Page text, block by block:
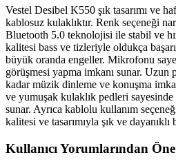
Vestel Desibel K550 şık tasarımı ve
kablosuz kulaklıktır. Renk seçeneği
Bluetooth 5.0 teknolojisi ile stabil ve
kalitesi bass ve tizleriyle oldukça
büyük oranda engeller. Mikrofonu
görüşmesi yapma imkanı sunar. Uzun
kadar müzik dinleme ve konuşma
ve yumuşak kulaklık pedleri
sunar. Ayrıca kablolu kullanım
kalitesi ve tasarımıyla şık ve dayanıklı
Kullanıcı Yorumlarından